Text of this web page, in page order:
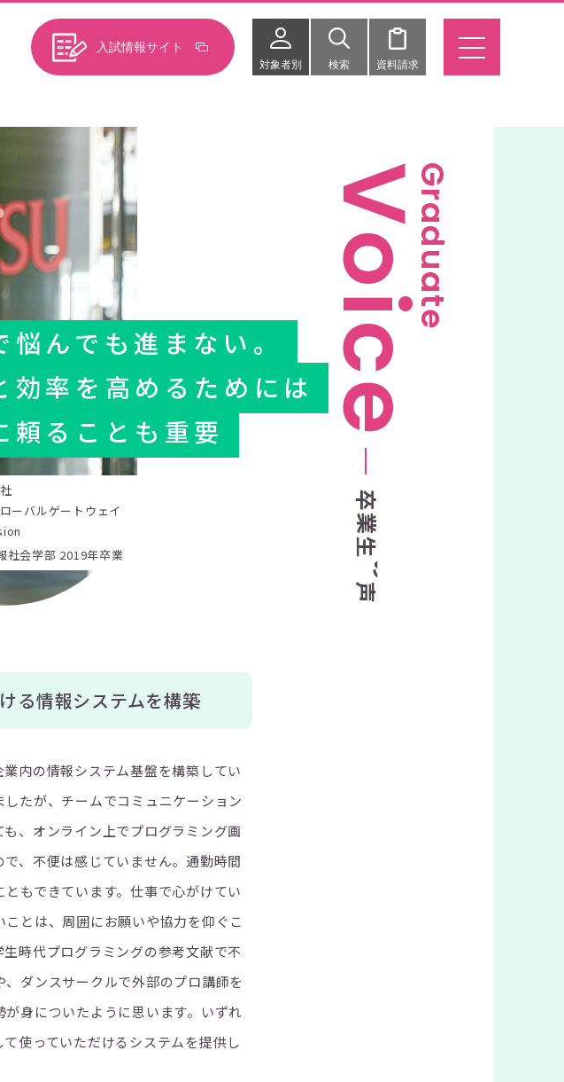
入試情報サイト
対象者別 検索 資料請求
Graduate
Voice
卒
業
生
の
声
悩んでも進まない。
効率を高めるためには
頼ることも重要
ーバルゲートウェイ
社会学部 2019年卒業
る情報システムを構築
内の情報システム基盤を構築してい
たが、チームでコミュニケーション
、オンライン上でプログラミング画
、不便は感じていません。通勤時間
もできています。仕事で心がけてい
とは、周囲にお願いや協力を仰ぐこ
時代プログラミングの参考文献で不
ダンスサークルで外部のプロ講師を
身についたように思います。いずれ
使っていただけるシステムを提供し